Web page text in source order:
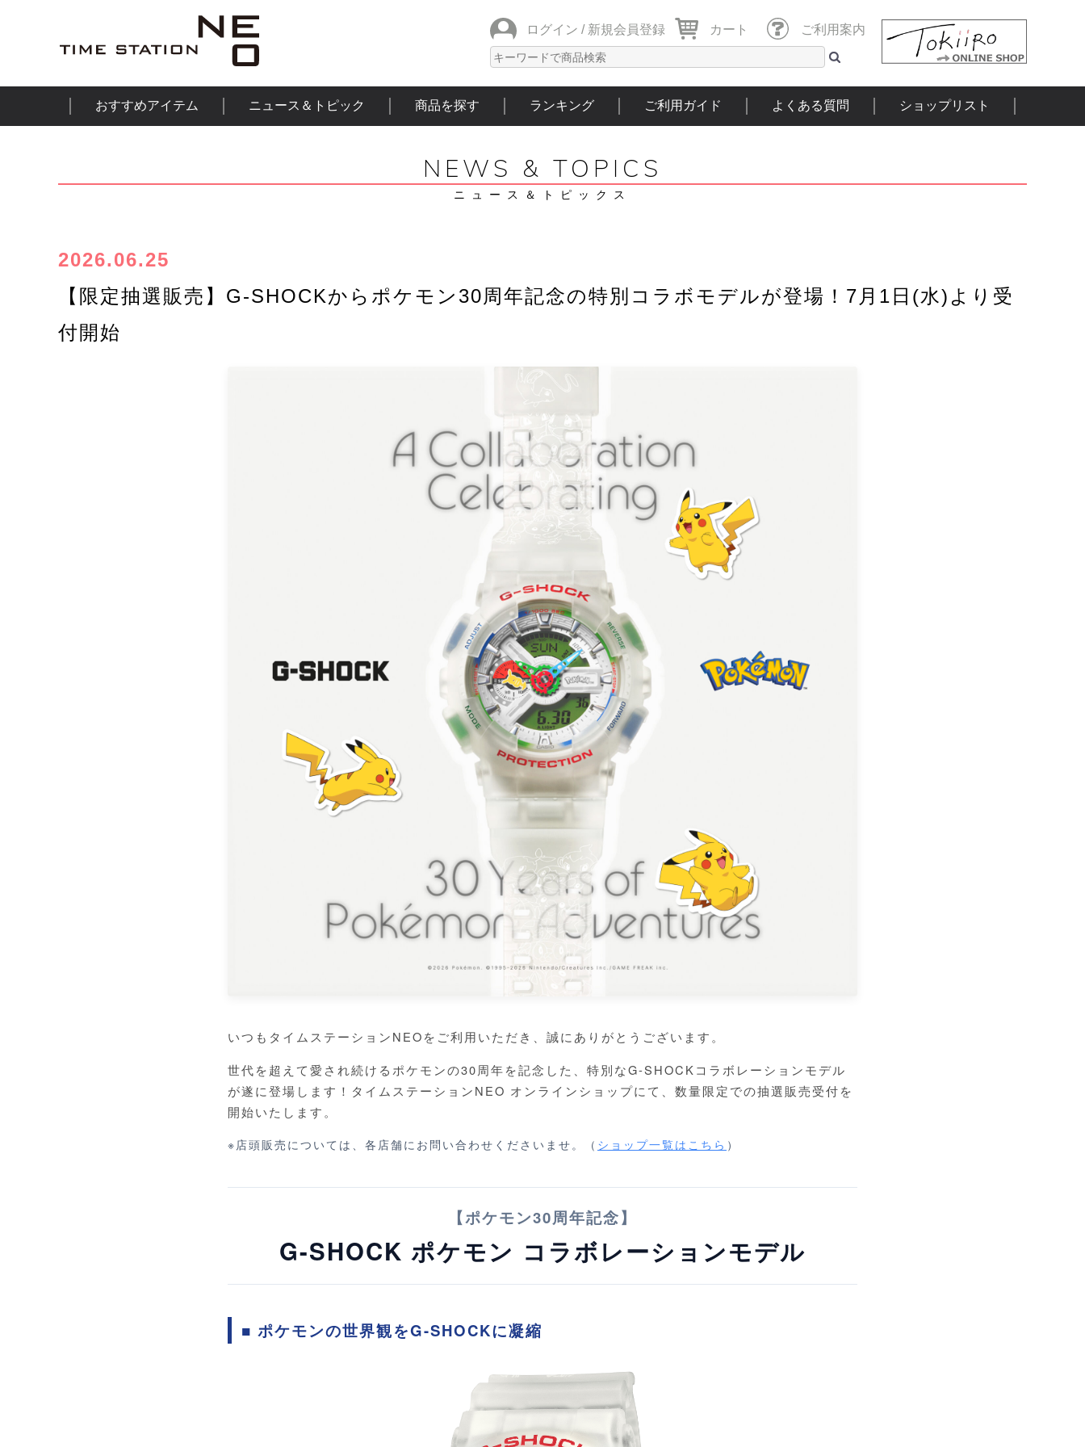
ログイン / 新規会員登録 カート ご利用案内
おすすめアイテム ニュース＆トピック 商品を探す ランキング ご利用ガイド よくある質問 ショップリスト
NEWS & TOPICS
ニュース＆トピックス
2026.06.25
【限定抽選販売】G-SHOCKからポケモン30周年記念の特別コラボモデルが登場！7月1日(水)より受
付開始
いつもタイムステーションNEOをご利用いただき、誠にありがとうございます。
世代を超えて愛され続けるポケモンの30周年を記念した、特別なG-SHOCKコラボレーションモデル
が遂に登場します！タイムステーションNEO オンラインショップにて、数量限定での抽選販売受付を
開始いたします。
※店頭販売については、各店舗にお問い合わせくださいませ。（ ショップ一覧はこちら ）
【ポケモン30周年記念】
G-SHOCK ポケモン コラボレーションモデル
■ ポケモンの世界観をG-SHOCKに凝縮